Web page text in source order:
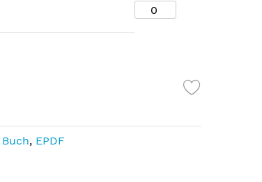
Buch, EPDF